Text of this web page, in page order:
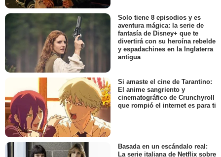
Solo tiene 8 episodios y es
aventura mágica: la serie de
fantasía de Disney+ que te
divertirá con su heroína rebelde
y espadachines en la Inglaterra
antigua
Si amaste el cine de Tarantino:
El anime sangriento y
cinematográfico de Crunchyroll
que rompió el internet es para ti
Basada en un escándalo real:
La serie italiana de Netflix sobre